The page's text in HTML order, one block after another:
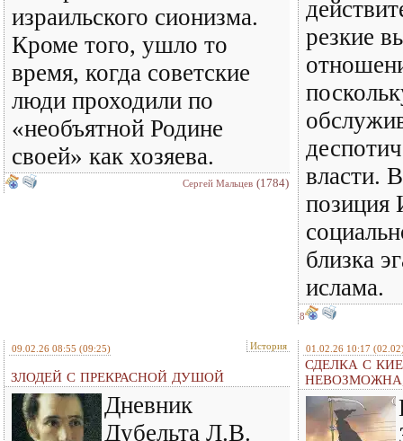
израильского сионизма.
Кроме того, ушло то
время, когда советские
люди проходили по
«необъятной Родине
своей» как хозяева.
Сергей Мальцев (1784)
резкие
власти.
позиция
близка
ислама.
8
09.02.26 08:55 (09:25) История
ЗЛОДЕЙ С ПРЕКРАСНОЙ ДУШОЙ
Дневник
Дубельта Л.В.
01.02.26 10:17
СДЕЛКА С